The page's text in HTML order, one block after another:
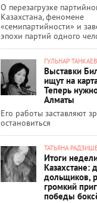
О перезагрузке
Казахстана, феномене
«семипартийности» и
эпохи партий одного
ГУЛЬНАР
Выставки
ищут на
Теперь
Алматы
Его работы заставляют
остановиться
ТАТЬЯНА
Итоги
Казахстане:
дольщиков,
громкий
победы